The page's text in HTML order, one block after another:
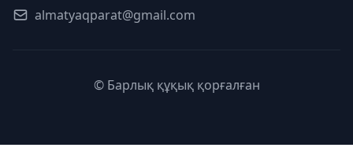
almatyaqparat@gmail.com
© Барлық құқық қорғалған